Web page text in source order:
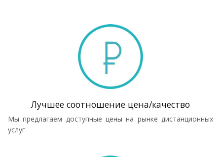
Лучшее соотношение цена/качество
Мы предлагаем доступные цены на рынке дистанционных
услуг